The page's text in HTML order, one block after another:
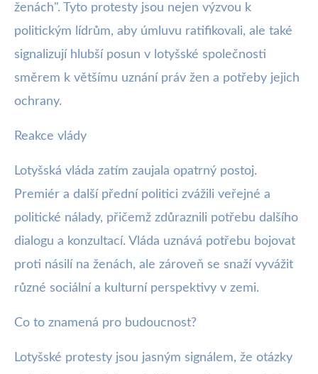
ženách". Tyto protesty jsou nejen výzvou k
politickým lídrům, aby úmluvu ratifikovali, ale také
signalizují hlubší posun v lotyšské společnosti
směrem k většímu uznání práv žen a potřeby jejich
ochrany.
Reakce vlády
Lotyšská vláda zatím zaujala opatrný postoj.
Premiér a další přední politici zvážili veřejné a
politické nálady, přičemž zdůraznili potřebu dalšího
dialogu a konzultací. Vláda uznává potřebu bojovat
proti násilí na ženách, ale zároveň se snaží vyvážit
různé sociální a kulturní perspektivy v zemi.
Co to znamená pro budoucnost?
Lotyšské protesty jsou jasným signálem, že otázky